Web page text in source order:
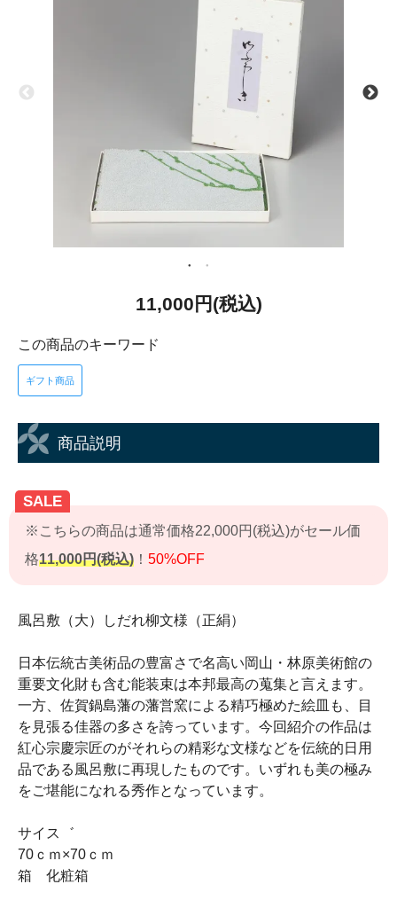
11,000円(税込)
この商品のキーワード
ギフト商品
商品説明
SALE
※こちらの商品は通常価格22,000円(税込)がセール価
格11,000円(税込) ！ 50%OFF
風呂敷（大）しだれ柳文様（正絹）
日本伝統古美術品の豊富さで名高い岡山・林原美術館の
重要文化財も含む能装束は本邦最高の蒐集と言えます。
一方、佐賀鍋島藩の藩営窯による精巧極めた絵皿も、目
を見張る佳器の多さを誇っています。今回紹介の作品は
紅心宗慶宗匠のがそれらの精彩な文様などを伝統的日用
品である風呂敷に再現したものです。いずれも美の極み
をご堪能になれる秀作となっています。
サイス゛
70ｃｍ×70ｃｍ
箱 化粧箱